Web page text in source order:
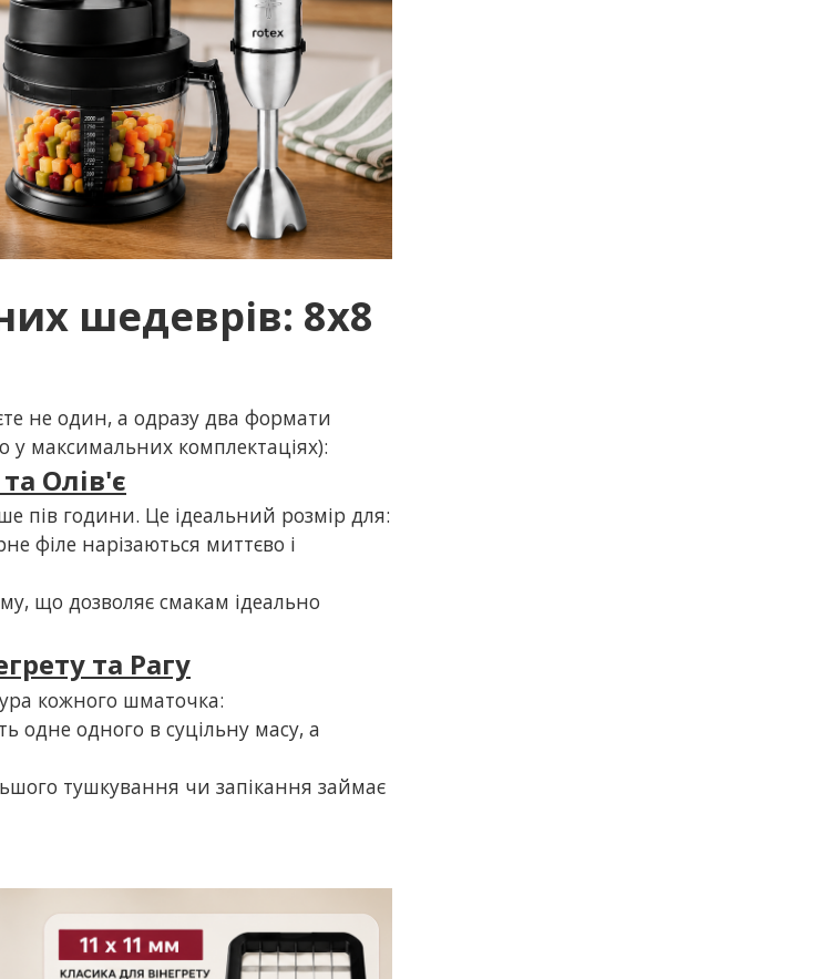
шедеврів: 8х8
не один, а одразу два формати
у максимальних комплектаціях):
Олів'є
пів години. Це ідеальний розмір для:
філе нарізаються миттєво і
що дозволяє смакам ідеально
та Рагу
кожного шматочка:
одне одного в суцільну масу, а
тушкування чи запікання займає